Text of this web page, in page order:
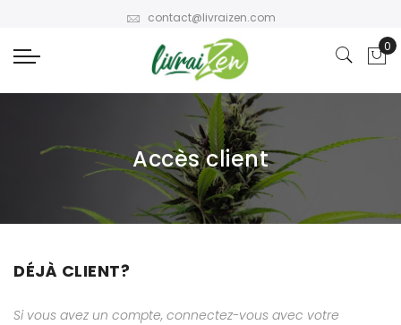
contact@livraizen.com
Accès client
DÉJÀ CLIENT?
Si vous avez un compte, connectez-vous avec votre